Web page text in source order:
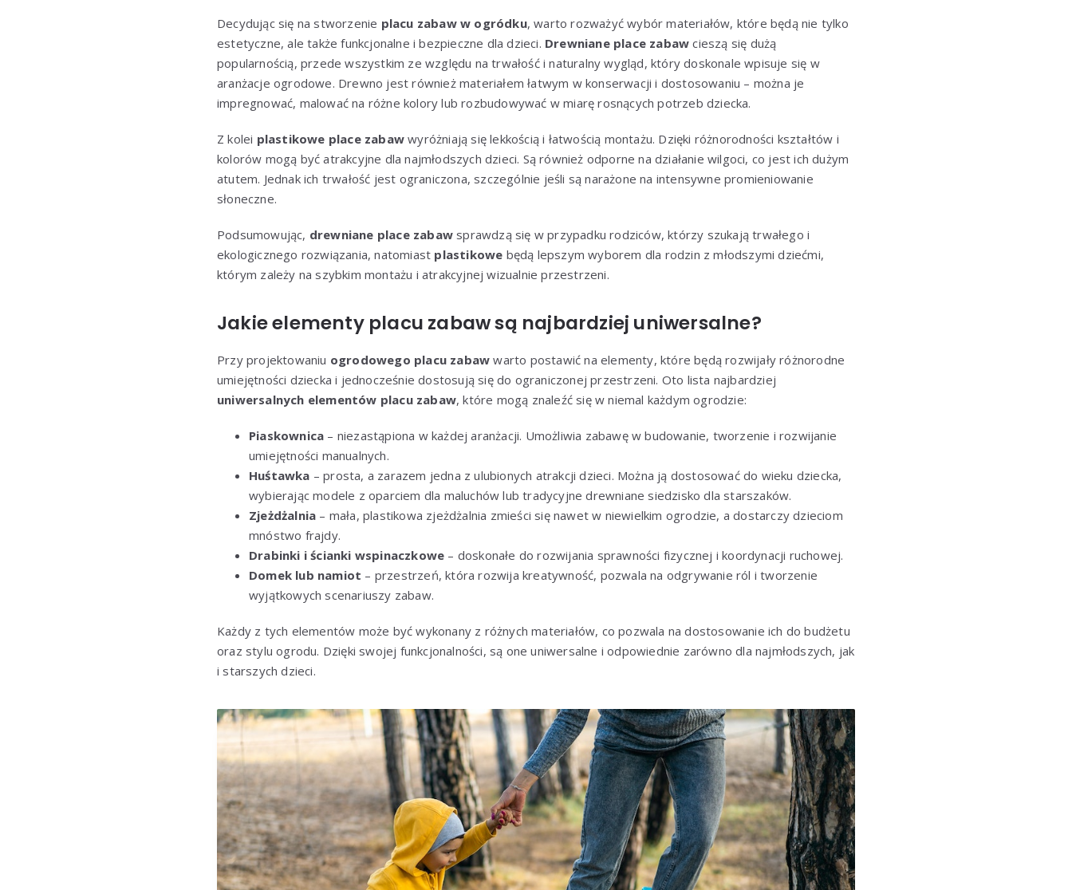
Decydując się na stworzenie placu zabaw w ogródku, warto rozważyć wybór materiałów, które będą nie tylko
estetyczne, ale także funkcjonalne i bezpieczne dla dzieci. Drewniane place zabaw cieszą się dużą
popularnością, przede wszystkim ze względu na trwałość i naturalny wygląd, który doskonale wpisuje się w
aranżacje ogrodowe. Drewno jest również materiałem łatwym w konserwacji i dostosowaniu – można je
impregnować, malować na różne kolory lub rozbudowywać w miarę rosnących potrzeb dziecka.
Z kolei plastikowe place zabaw wyróżniają się lekkością i łatwością montażu. Dzięki różnorodności kształtów i
kolorów mogą być atrakcyjne dla najmłodszych dzieci. Są również odporne na działanie wilgoci, co jest ich dużym
atutem. Jednak ich trwałość jest ograniczona, szczególnie jeśli są narażone na intensywne promieniowanie
słoneczne.
Podsumowując, drewniane place zabaw sprawdzą się w przypadku rodziców, którzy szukają trwałego i
ekologicznego rozwiązania, natomiast plastikowe będą lepszym wyborem dla rodzin z młodszymi dziećmi,
którym zależy na szybkim montażu i atrakcyjnej wizualnie przestrzeni.
Jakie elementy placu zabaw są najbardziej uniwersalne?
Przy projektowaniu ogrodowego placu zabaw warto postawić na elementy, które będą rozwijały różnorodne
umiejętności dziecka i jednocześnie dostosują się do ograniczonej przestrzeni. Oto lista najbardziej
uniwersalnych elementów placu zabaw, które mogą znaleźć się w niemal każdym ogrodzie:
Piaskownica – niezastąpiona w każdej aranżacji. Umożliwia zabawę w budowanie, tworzenie i rozwijanie
umiejętności manualnych.
Huśtawka – prosta, a zarazem jedna z ulubionych atrakcji dzieci. Można ją dostosować do wieku dziecka,
wybierając modele z oparciem dla maluchów lub tradycyjne drewniane siedzisko dla starszaków.
Zjeżdżalnia – mała, plastikowa zjeżdżalnia zmieści się nawet w niewielkim ogrodzie, a dostarczy dzieciom
mnóstwo frajdy.
Drabinki i ścianki wspinaczkowe – doskonałe do rozwijania sprawności fizycznej i koordynacji ruchowej.
Domek lub namiot – przestrzeń, która rozwija kreatywność, pozwala na odgrywanie ról i tworzenie
wyjątkowych scenariuszy zabaw.
Każdy z tych elementów może być wykonany z różnych materiałów, co pozwala na dostosowanie ich do budżetu
oraz stylu ogrodu. Dzięki swojej funkcjonalności, są one uniwersalne i odpowiednie zarówno dla najmłodszych, jak
i starszych dzieci.